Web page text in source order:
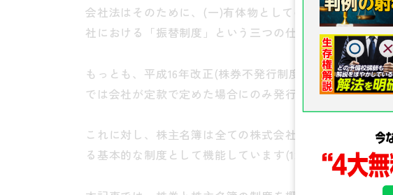
会社法はそのために、(一)有体物としての「株券」、(二)
社における「振替制度」という三つの仕組みを用意して
もっとも、平成16年改正(株券不発行制度の創設)以降、株
では会社が定款で定めた場合にのみ発行することになっ
これに対し、株主名簿は全ての株式会社が必ず作成・備
る基本的な制度として機能しています(121条以下)。